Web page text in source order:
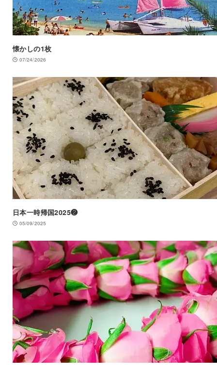
懐かしの1枚
07/24/2026
日本一時帰国2025❷
05/09/2025